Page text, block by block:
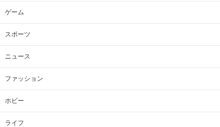
ゲーム
スポーツ
ニュース
ファッション
ホビー
ライフ